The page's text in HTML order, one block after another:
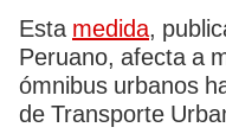
Esta medida,
Peruano, afecta a
ómnibus urbanos
de Transporte